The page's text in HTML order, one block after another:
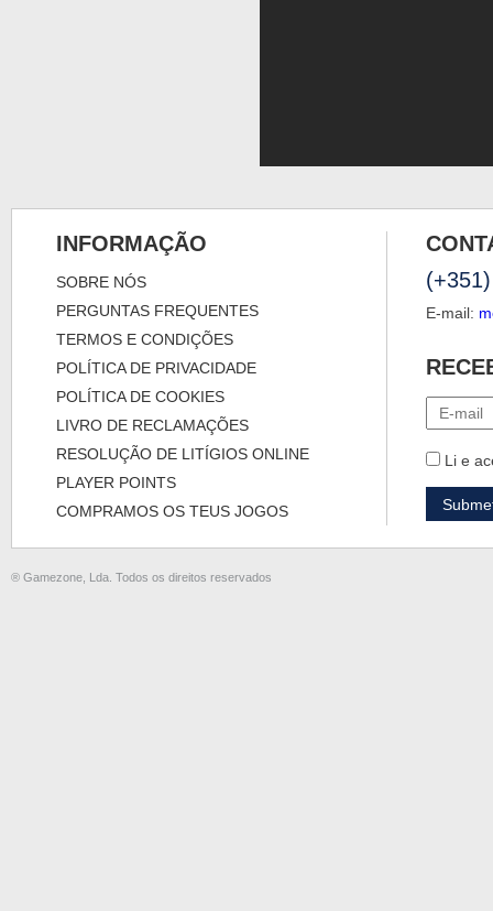
INFORMAÇÃO
SOBRE NÓS
PERGUNTAS FREQUENTES
TERMOS E CONDIÇÕES
POLÍTICA DE PRIVACIDADE
POLÍTICA DE COOKIES
LIVRO DE RECLAMAÇÕES
RESOLUÇÃO DE LITÍGIOS ONLINE
PLAYER POINTS
COMPRAMOS OS TEUS JOGOS
E-mail:
Li e
® Gamezone, Lda. Todos os direitos reservados